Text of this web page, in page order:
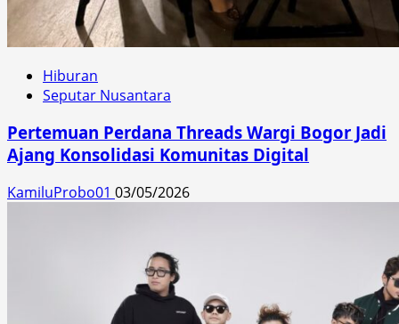
Hiburan
Seputar Nusantara
Pertemuan Perdana Threads Wargi Bogor Jadi
Ajang Konsolidasi Komunitas Digital
KamiluProbo01 03/05/2026